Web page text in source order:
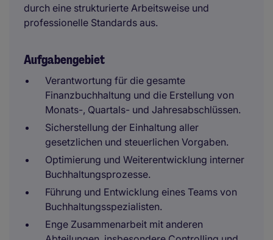
durch eine strukturierte Arbeitsweise und
professionelle Standards aus.
Aufgabengebiet
Verantwortung für die gesamte
Finanzbuchhaltung und die Erstellung von
Monats-, Quartals- und Jahresabschlüssen.
Sicherstellung der Einhaltung aller
gesetzlichen und steuerlichen Vorgaben.
Optimierung und Weiterentwicklung interner
Buchhaltungsprozesse.
Führung und Entwicklung eines Teams von
Buchhaltungsspezialisten.
Enge Zusammenarbeit mit anderen